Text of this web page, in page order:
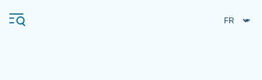
au
contenu